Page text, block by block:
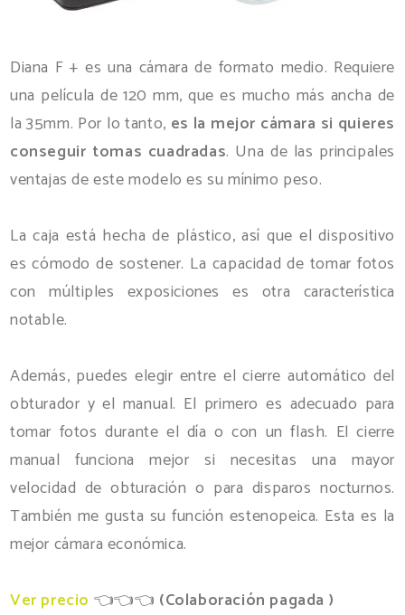
Diana F + es una cámara de formato medio. Requiere
una película de 120 mm, que es mucho más ancha de
la 35mm. Por lo tanto, es la mejor cámara si quieres
conseguir tomas cuadradas. Una de las principales
ventajas de este modelo es su mínimo peso.
La caja está hecha de plástico, así que el dispositivo
es cómodo de sostener. La capacidad de tomar fotos
con múltiples exposiciones es otra característica
notable.
Además, puedes elegir entre el cierre automático del
obturador y el manual. El primero es adecuado para
tomar fotos durante el día o con un flash. El cierre
manual funciona mejor si necesitas una mayor
velocidad de obturación o para disparos nocturnos.
También me gusta su función estenopeica. Esta es la
mejor cámara económica.
Ver precio 👈👈👈 (Colaboración pagada )